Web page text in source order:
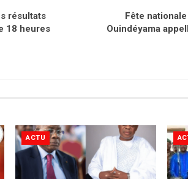
résultats
18 heures
Fête
Ouindéyama
ACTU